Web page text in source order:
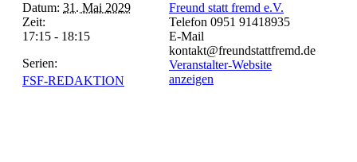
Datum: 31. Mai 2029
Zeit:
17:15 - 18:15
Serien:
FSF-REDAKTION
Freund statt fremd e.V.
Telefon 0951 91418935
E-Mail
kontakt@freundstattfremd.de
Veranstalter-Website
anzeigen